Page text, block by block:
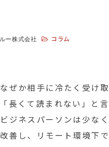
ー株式会社
コラム
ぜか相手に冷たく受け
長くて読まれない」と
ジネスパーソンは少なく
善し、リモート環境下